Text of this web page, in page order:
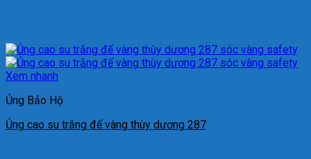
Xem nhanh
Ủng Bảo Hộ
Ủng cao su trắng đế vàng thùy dương 287